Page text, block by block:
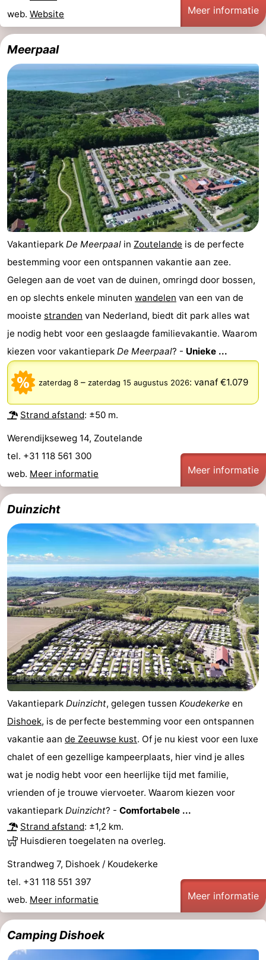
web. Website Meer informatie
Meerpaal
Vakantiepark De Meerpaal in Zoutelande is de perfecte
bestemming voor een ontspannen vakantie aan zee.
Gelegen aan de voet van de duinen, omringd door bossen,
en op slechts enkele minuten wandelen van een van de
mooiste stranden van Nederland, biedt dit park alles wat
je nodig hebt voor een geslaagde familievakantie. Waarom
kiezen voor vakantiepark De Meerpaal? - Unieke ...
zaterdag 8 – zaterdag 15 augustus 2026: vanaf €1.079
Strand afstand: ±50 m.
Werendijkseweg 14, Zoutelande
tel. +31 118 561 300
web. Meer informatie Meer informatie
Duinzicht
Vakantiepark Duinzicht, gelegen tussen Koudekerke en
Dishoek, is de perfecte bestemming voor een ontspannen
vakantie aan de Zeeuwse kust. Of je nu kiest voor een luxe
chalet of een gezellige kampeerplaats, hier vind je alles
wat je nodig hebt voor een heerlijke tijd met familie,
vrienden of je trouwe viervoeter. Waarom kiezen voor
vakantiepark Duinzicht? - Comfortabele ...
Strand afstand: ±1,2 km.
Huisdieren toegelaten na overleg.
Strandweg 7, Dishoek / Koudekerke
tel. +31 118 551 397
web. Meer informatie Meer informatie
Camping Dishoek